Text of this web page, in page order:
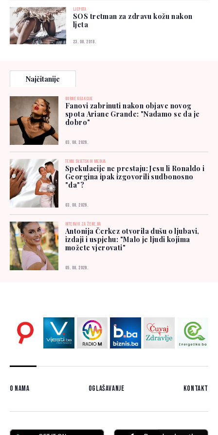
LJEPOTA
SOS tretman za zdravu kožu nakon
ljeta
23. 08. 2018.
Najčitanije
BURNE REAKCIJE
Fanovi zabrinuti nakon objave novog
spota Ariane Grande: "Nadamo se da je
dobro"
03. 08. 2026.
TEMA SVJETSKIH MEDIJA
Spekulacije ne prestaju: Jesu li Ronaldo i
Georgina ipak izgovorili sudbonosno
"da"?
03. 08. 2026.
INTERVJU ZA ŽENE.BA
Antonija Čerkez otvorila dušu o ljubavi,
izdaji i uspjehu: "Malo je ljudi kojima
možete vjerovati"
05. 08. 2026.
O nama Oglašavanje Kontakt